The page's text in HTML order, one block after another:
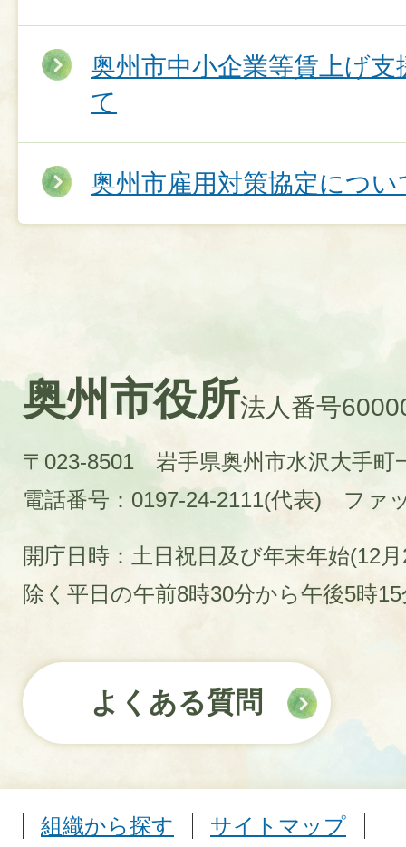
奥州市中小企業等賃上げ
て
奥州市雇用対策協定につい
奥州市役所法人番号
〒023-8501 岩手県奥州市水沢大手町
電話番号：0197-24-2111(代表)
ファ
開庁日時：土日祝日及び年末年始(12
除く平日の午前8時30分から午後5時
よくある質問
組織から探す
サイトマップ